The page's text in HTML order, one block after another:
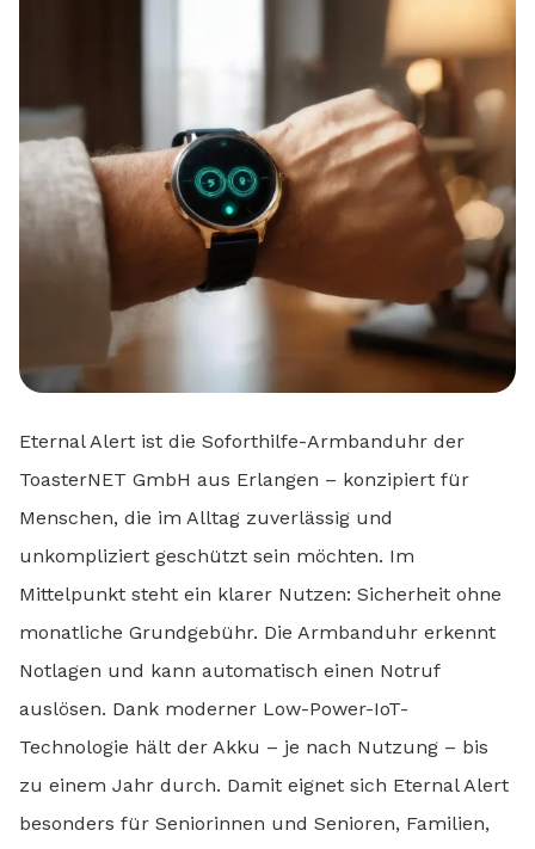
Eternal Alert ist die Soforthilfe-Armbanduhr der
ToasterNET GmbH aus Erlangen – konzipiert für
Menschen, die im Alltag zuverlässig und
unkompliziert geschützt sein möchten. Im
Mittelpunkt steht ein klarer Nutzen: Sicherheit ohne
monatliche Grundgebühr. Die Armbanduhr erkennt
Notlagen und kann automatisch einen Notruf
auslösen. Dank moderner Low-Power-IoT-
Technologie hält der Akku – je nach Nutzung – bis
zu einem Jahr durch. Damit eignet sich Eternal Alert
besonders für Seniorinnen und Senioren, Familien,